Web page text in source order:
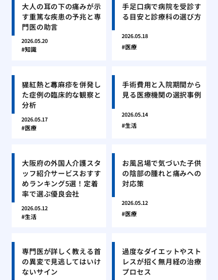
大人の耳の下の痛みが示
す重篤な疾患の予兆と専
門医の助言
2026.05.20
知識
手足口病で病院を受診す
る目安と診療科の選び方
2026.05.18
医療
猩紅熱と蕁麻疹を併発し
た症例の臨床的な観察と
分析
2026.05.17
医療
手術費用と入院期間から
見る医療機関の選択事例
2026.05.14
生活
大阪府の外国人介護スタ
ッフ紹介サービスおすす
めランキング5選！定着
率で選ぶ優良会社
2026.05.12
生活
お風呂場で気づいた子供
の陰部の腫れと痛みへの
対応策
2026.05.12
医療
専門医が詳しく教える首
の異変で見逃してはいけ
ないサイン
過度なダイエットやスト
レスが招く無月経の治療
プロセス